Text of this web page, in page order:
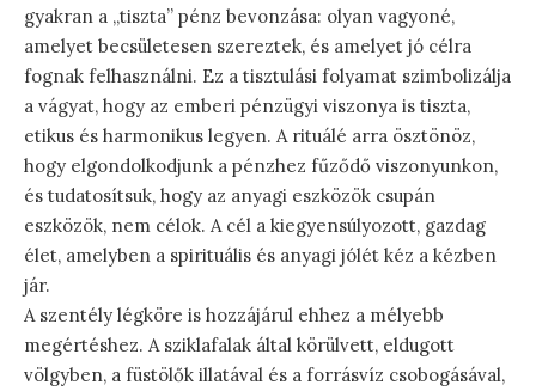
gyakran a „tiszta” pénz bevonzása: olyan vagyoné,
amelyet becsületesen szereztek, és amelyet jó célra
fognak felhasználni. Ez a tisztulási folyamat szimbolizálja
a vágyat, hogy az emberi pénzügyi viszonya is tiszta,
etikus és harmonikus legyen. A rituálé arra ösztönöz,
hogy elgondolkodjunk a pénzhez fűződő viszonyunkon,
és tudatosítsuk, hogy az anyagi eszközök csupán
eszközök, nem célok. A cél a kiegyensúlyozott, gazdag
élet, amelyben a spirituális és anyagi jólét kéz a kézben
jár.
A szentély légköre is hozzájárul ehhez a mélyebb
megértéshez. A sziklafalak által körülvett, eldugott
völgyben, a füstölők illatával és a forrásvíz csobogásával,